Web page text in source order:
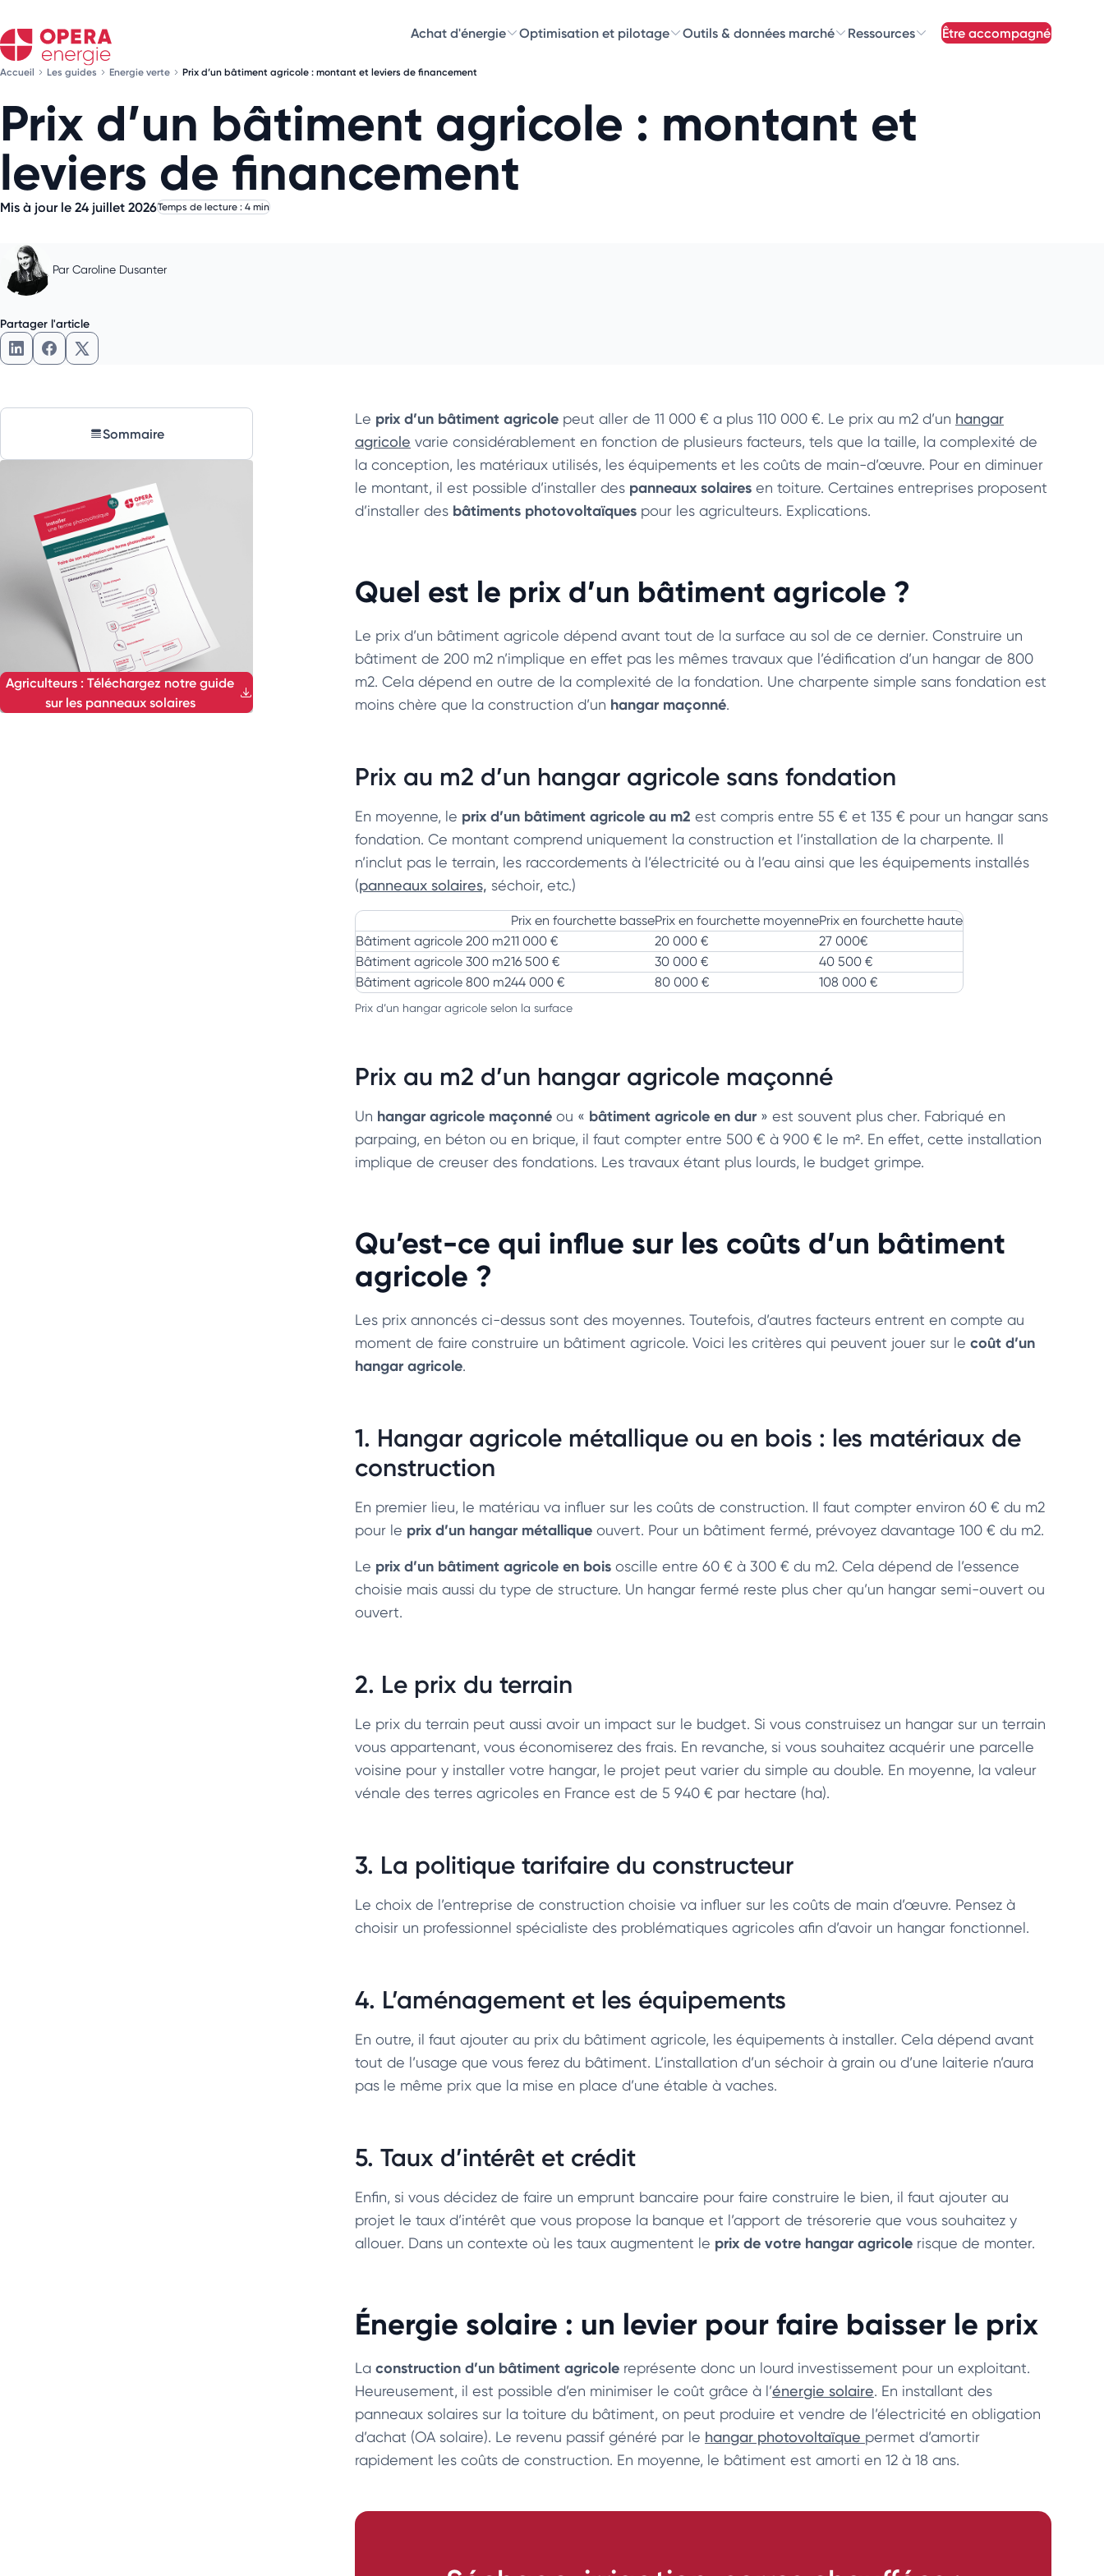
Achat d'énergie Optimisation et pilotage Outils & données marché Ressources être accompagné
Accueil Les guides Energie verte Prix d’un bâtiment agricole : montant et leviers de financement
Prix d’un bâtiment agricole : montant et
leviers de financement
Mis à jour le 24 juillet 2026Temps de lecture : 4 min
Par Caroline Dusanter
Partager l'article
Partager l'article sur LinkedIn
Partager l'article sur Facebook
Partager l'article sur X
Sommaire
Agriculteurs : Téléchargez notre guide
sur les panneaux solaires
Le prix d’un bâtiment agricole peut aller de 11 000 € a plus 110 000 €. Le prix au m2 d’un hangar
agricole varie considérablement en fonction de plusieurs facteurs, tels que la taille, la complexité de
la conception, les matériaux utilisés, les équipements et les coûts de main-d’œuvre. Pour en diminuer
le montant, il est possible d’installer des panneaux solaires en toiture. Certaines entreprises proposent
d’installer des bâtiments photovoltaïques pour les agriculteurs. Explications.
Quel est le prix d’un bâtiment agricole ?
Le prix d’un bâtiment agricole dépend avant tout de la surface au sol de ce dernier. Construire un
bâtiment de 200 m2 n’implique en effet pas les mêmes travaux que l’édification d’un hangar de 800
m2. Cela dépend en outre de la complexité de la fondation. Une charpente simple sans fondation est
moins chère que la construction d’un hangar maçonné.
Prix au m2 d’un hangar agricole sans fondation
En moyenne, le prix d’un bâtiment agricole au m2 est compris entre 55 € et 135 € pour un hangar sans
fondation. Ce montant comprend uniquement la construction et l’installation de la charpente. Il
n’inclut pas le terrain, les raccordements à l’électricité ou à l’eau ainsi que les équipements installés
(panneaux solaires, séchoir, etc.)
Prix en fourchette bassePrix en fourchette moyennePrix en fourchette haute
Bâtiment agricole 200 m211 000 € 20 000 €
27 000€
Bâtiment agricole 300 m216 500 € 30 000 €
40 500 €
Bâtiment agricole 800 m244 000 € 80 000 € 108 000 €
Prix d’un hangar agricole selon la surface
Prix au m2 d’un hangar agricole maçonné
Un hangar agricole maçonné ou « bâtiment agricole en dur » est souvent plus cher. Fabriqué en
parpaing, en béton ou en brique, il faut compter entre 500 € à 900 € le m². En effet, cette installation
implique de creuser des fondations. Les travaux étant plus lourds, le budget grimpe.
Qu’est-ce qui influe sur les coûts d’un bâtiment
agricole ?
Les prix annoncés ci-dessus sont des moyennes. Toutefois, d’autres facteurs entrent en compte au
moment de faire construire un bâtiment agricole. Voici les critères qui peuvent jouer sur le coût d’un
hangar agricole.
1. Hangar agricole métallique ou en bois : les matériaux de
construction
En premier lieu, le matériau va influer sur les coûts de construction. Il faut compter environ 60 € du m2
pour le prix d’un hangar métallique ouvert. Pour un bâtiment fermé, prévoyez davantage 100 € du m2.
Le prix d’un bâtiment agricole en bois oscille entre 60 € à 300 € du m2. Cela dépend de l’essence
choisie mais aussi du type de structure. Un hangar fermé reste plus cher qu’un hangar semi-ouvert ou
ouvert.
2. Le prix du terrain
Le prix du terrain peut aussi avoir un impact sur le budget. Si vous construisez un hangar sur un terrain
vous appartenant, vous économiserez des frais. En revanche, si vous souhaitez acquérir une parcelle
voisine pour y installer votre hangar, le projet peut varier du simple au double. En moyenne, la valeur
vénale des terres agricoles en France est de 5 940 € par hectare (ha).
3. La politique tarifaire du constructeur
Le choix de l’entreprise de construction choisie va influer sur les coûts de main d’œuvre. Pensez à
choisir un professionnel spécialiste des problématiques agricoles afin d’avoir un hangar fonctionnel.
4. L’aménagement et les équipements
En outre, il faut ajouter au prix du bâtiment agricole, les équipements à installer. Cela dépend avant
tout de l’usage que vous ferez du bâtiment. L’installation d’un séchoir à grain ou d’une laiterie n’aura
pas le même prix que la mise en place d’une étable à vaches.
5. Taux d’intérêt et crédit
Enfin, si vous décidez de faire un emprunt bancaire pour faire construire le bien, il faut ajouter au
projet le taux d’intérêt que vous propose la banque et l’apport de trésorerie que vous souhaitez y
allouer. Dans un contexte où les taux augmentent le prix de votre hangar agricole risque de monter.
Énergie solaire : un levier pour faire baisser le prix
La construction d’un bâtiment agricole représente donc un lourd investissement pour un exploitant.
Heureusement, il est possible d’en minimiser le coût grâce à l’énergie solaire. En installant des
panneaux solaires sur la toiture du bâtiment, on peut produire et vendre de l’électricité en obligation
d’achat (OA solaire). Le revenu passif généré par le hangar photovoltaïque permet d’amortir
rapidement les coûts de construction. En moyenne, le bâtiment est amorti en 12 à 18 ans.
Découvrez nos newsletters
Choisissez les newsletters qui vous intéressent